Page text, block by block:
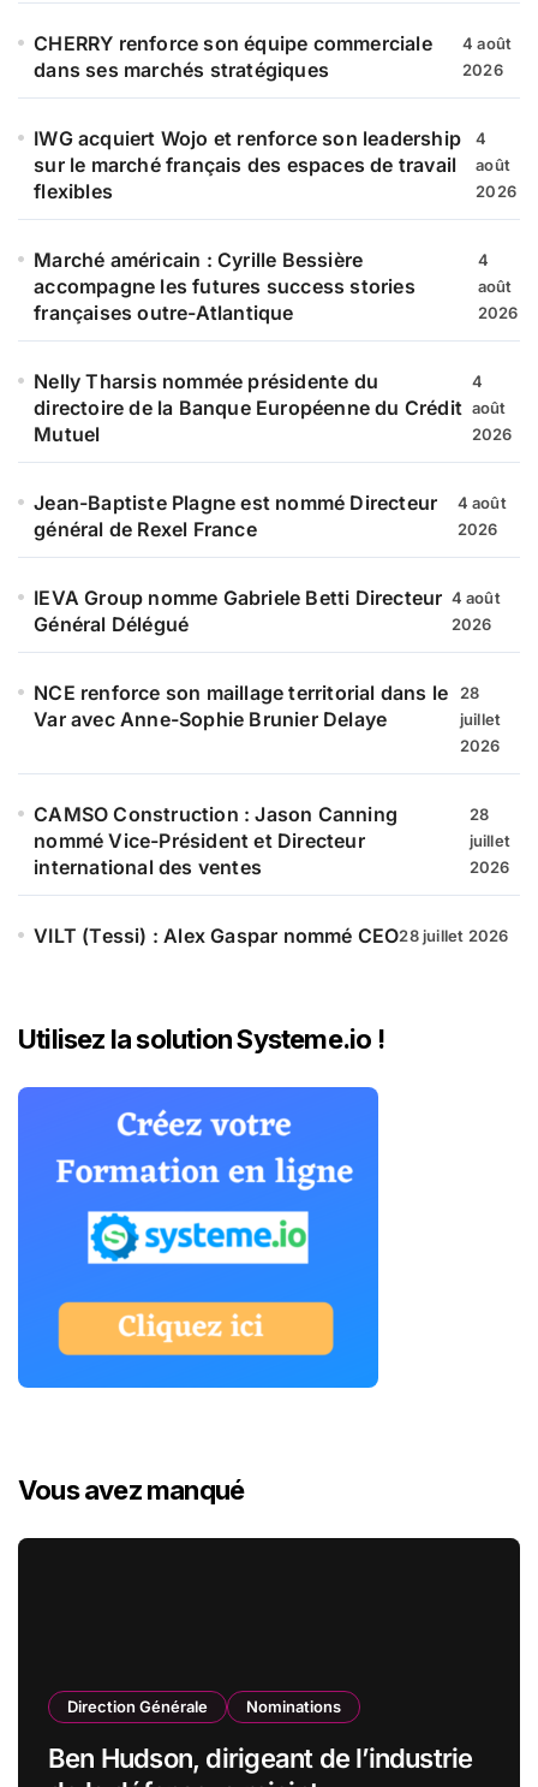
CHERRY renforce son équipe commerciale
dans ses marchés stratégiques
4 août
2026
IWG acquiert Wojo et renforce son leadership
sur le marché français des espaces de travail
flexibles
4
août
2026
Marché américain : Cyrille Bessière
accompagne les futures success stories
françaises outre-Atlantique
4
août
2026
Nelly Tharsis nommée présidente du
directoire de la Banque Européenne du Crédit
Mutuel
4
août
2026
Jean-Baptiste Plagne est nommé Directeur
général de Rexel France
4 août
2026
IEVA Group nomme Gabriele Betti Directeur
Général Délégué
4 août
2026
NCE renforce son maillage territorial dans le
Var avec Anne-Sophie Brunier Delaye
28
juillet
2026
CAMSO Construction : Jason Canning
nommé Vice-Président et Directeur
international des ventes
28
juillet
2026
VILT (Tessi) : Alex Gaspar nommé CEO28 juillet 2026
Utilisez la solution Systeme.io !
Vous avez manqué
Direction Générale Nominations
Ben Hudson, dirigeant de l’industrie